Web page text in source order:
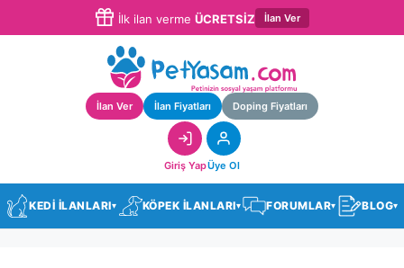
İlk ilan verme ÜCRETSİZ İlan Ver
İlan Ver İlan Fiyatları Doping Fiyatları
Giriş YapÜye Ol
KEDİ İLANLARI▾ KÖPEK İLANLARI▾ FORUMLAR▾ BLOG▾